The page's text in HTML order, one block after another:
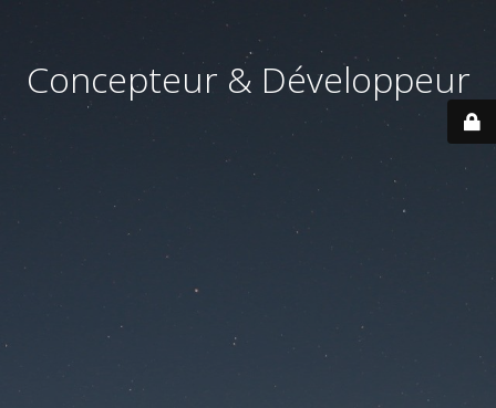
Concepteur & Développeur